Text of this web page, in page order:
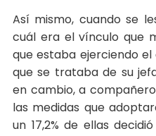
Así mismo, cuando se
cuál era el vínculo que
que estaba ejerciendo el
que se trataba de su
en cambio, a
las medidas que
un 17,2% de ellas